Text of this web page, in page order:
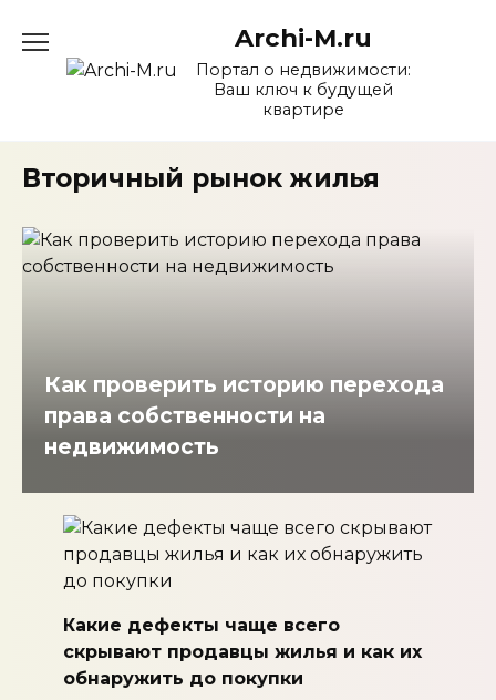
содержанию
Archi-M.ru
Портал о недвижимости:
Ваш ключ к будущей
квартире
Вторичный рынок жилья
Как проверить историю перехода
права собственности на
недвижимость
Какие дефекты чаще всего
скрывают продавцы жилья и как их
обнаружить до покупки